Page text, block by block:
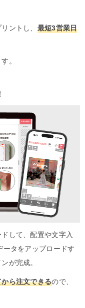
ントし、 最短3営業日
。
して、配置や文字入
ータをアップロードす
が完成。
ら注文できるので、